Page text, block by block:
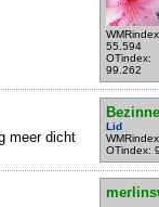
55.594
OTindex:
99.262
Lid
OTindex:
meer dicht